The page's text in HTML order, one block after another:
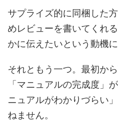
サプライズ的に同梱した
めレビューを書いてくれ
かに伝えたいという動機
それともう一つ。最初か
「マニュアルの完成度」
ニュアルがわかりづらい
ねません。